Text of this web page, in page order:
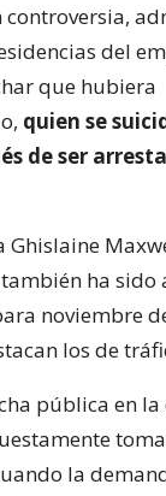
controversia,
del
que hubiera
quien se
de ser
Ghislaine
ha sido
noviembre
los de
pública en la
la